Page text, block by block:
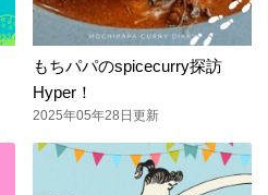
もちパパのspicecurry探訪
Hyper！
2025年05年28日更新